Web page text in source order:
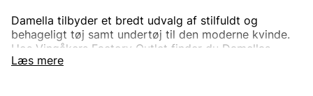
Læs mere
Damella tilbyder et bredt udvalg af stilfuldt og
behageligt tøj samt undertøj til den moderne kvinde.
Hos Vingåkers Factory Outlet finder du Damellas
kollektioner, lige fra undertøj og nattøj til kjoler, bluser